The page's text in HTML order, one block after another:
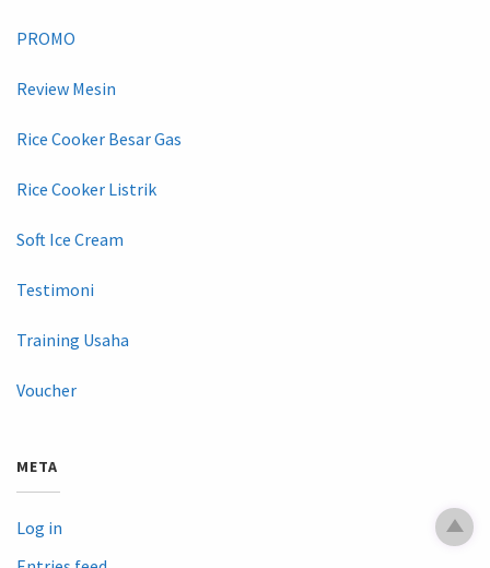
PROMO
Review Mesin
Rice Cooker Besar Gas
Rice Cooker Listrik
Soft Ice Cream
Testimoni
Training Usaha
Voucher
META
Log in